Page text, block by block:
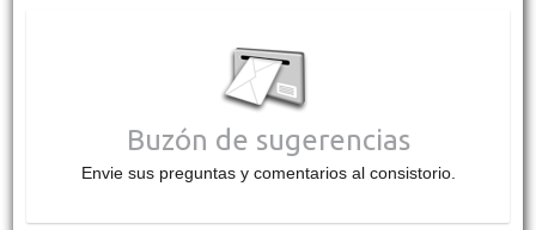
Buzón de sugerencias
Envie sus preguntas y comentarios al consistorio.